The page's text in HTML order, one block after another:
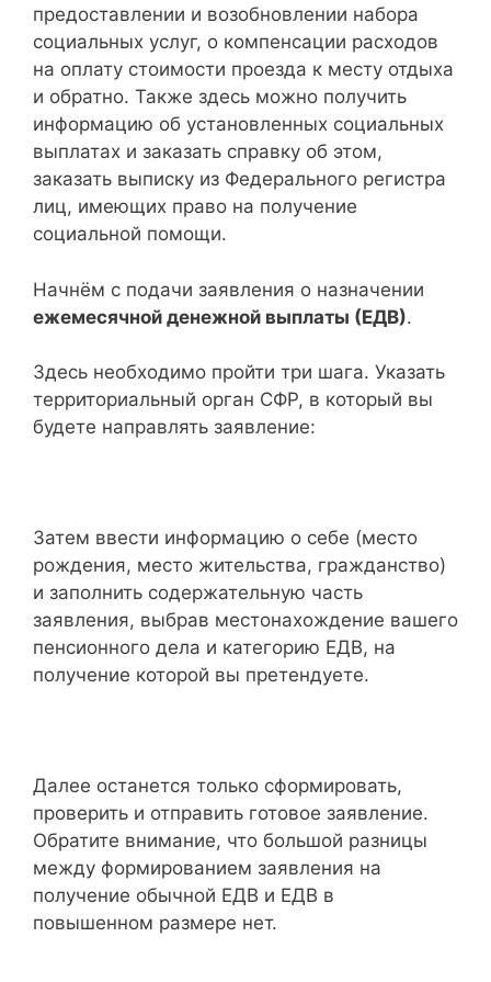
предоставлении и возобновлении набора
социальных услуг, о компенсации расходов
на оплату стоимости проезда к месту отдыха
и обратно. Также здесь можно получить
информацию об установленных социальных
выплатах и заказать справку об этом,
заказать выписку из Федерального регистра
лиц, имеющих право на получение
социальной помощи.
Начнём с подачи заявления о назначении
ежемесячной денежной выплаты (ЕДВ).
Здесь необходимо пройти три шага. Указать
территориальный орган СФР, в который вы
будете направлять заявление:
Затем ввести информацию о себе (место
рождения, место жительства, гражданство)
и заполнить содержательную часть
заявления, выбрав местонахождение вашего
пенсионного дела и категорию ЕДВ, на
получение которой вы претендуете.
Далее останется только сформировать,
проверить и отправить готовое заявление.
Обратите внимание, что большой разницы
между формированием заявления на
получение обычной ЕДВ и ЕДВ в
повышенном размере нет.